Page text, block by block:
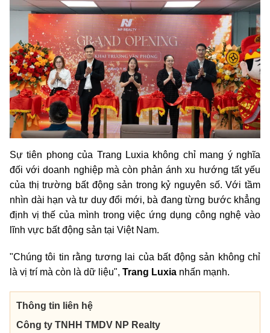
Sự tiên phong của Trang Luxia không chỉ mang ý nghĩa
đối với doanh nghiệp mà còn phản ánh xu hướng tất yếu
của thị trường bất động sản trong kỷ nguyên số. Với tầm
nhìn dài hạn và tư duy đổi mới, bà đang từng bước khẳng
định vị thế của mình trong việc ứng dụng công nghệ vào
lĩnh vực bất động sản tại Việt Nam.
"Chúng tôi tin rằng tương lai của bất động sản không chỉ
là vị trí mà còn là dữ liệu", Trang Luxia nhấn mạnh.
Thông tin liên hệ
Công ty TNHH TMDV NP Realty